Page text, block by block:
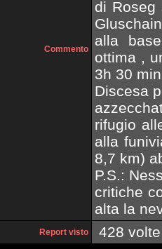
Commento
di Roseg
alla
ottima ,
3h 30
Discesa
rifugio
alla
8,7 km)
P.S.:
critiche
alta la
Report visto 428 volte